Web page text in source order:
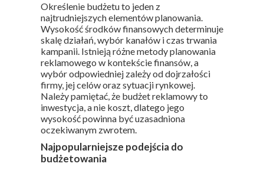
Określenie budżetu to jeden z
najtrudniejszych elementów planowania.
Wysokość środków finansowych determinuje
skalę działań, wybór kanałów i czas trwania
kampanii. Istnieją różne metody planowania
reklamowego w kontekście finansów, a
wybór odpowiedniej zależy od dojrzałości
firmy, jej celów oraz sytuacji rynkowej.
Należy pamiętać, że budżet reklamowy to
inwestycja, a nie koszt, dlatego jego
wysokość powinna być uzasadniona
oczekiwanym zwrotem.
Najpopularniejsze podejścia do
budżetowania